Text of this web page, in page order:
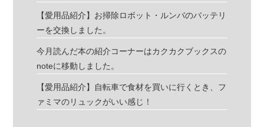
【愛用品紹介】お掃除ロボット・ルンバのバッテリ
ーを交換しました。
今月読んだ本の紹介コーナーはカクカクブックスの
noteに移動しました。
【愛用品紹介】自転車で食材を買いに行くとき、フ
ァミマのリュックがいい感じ！